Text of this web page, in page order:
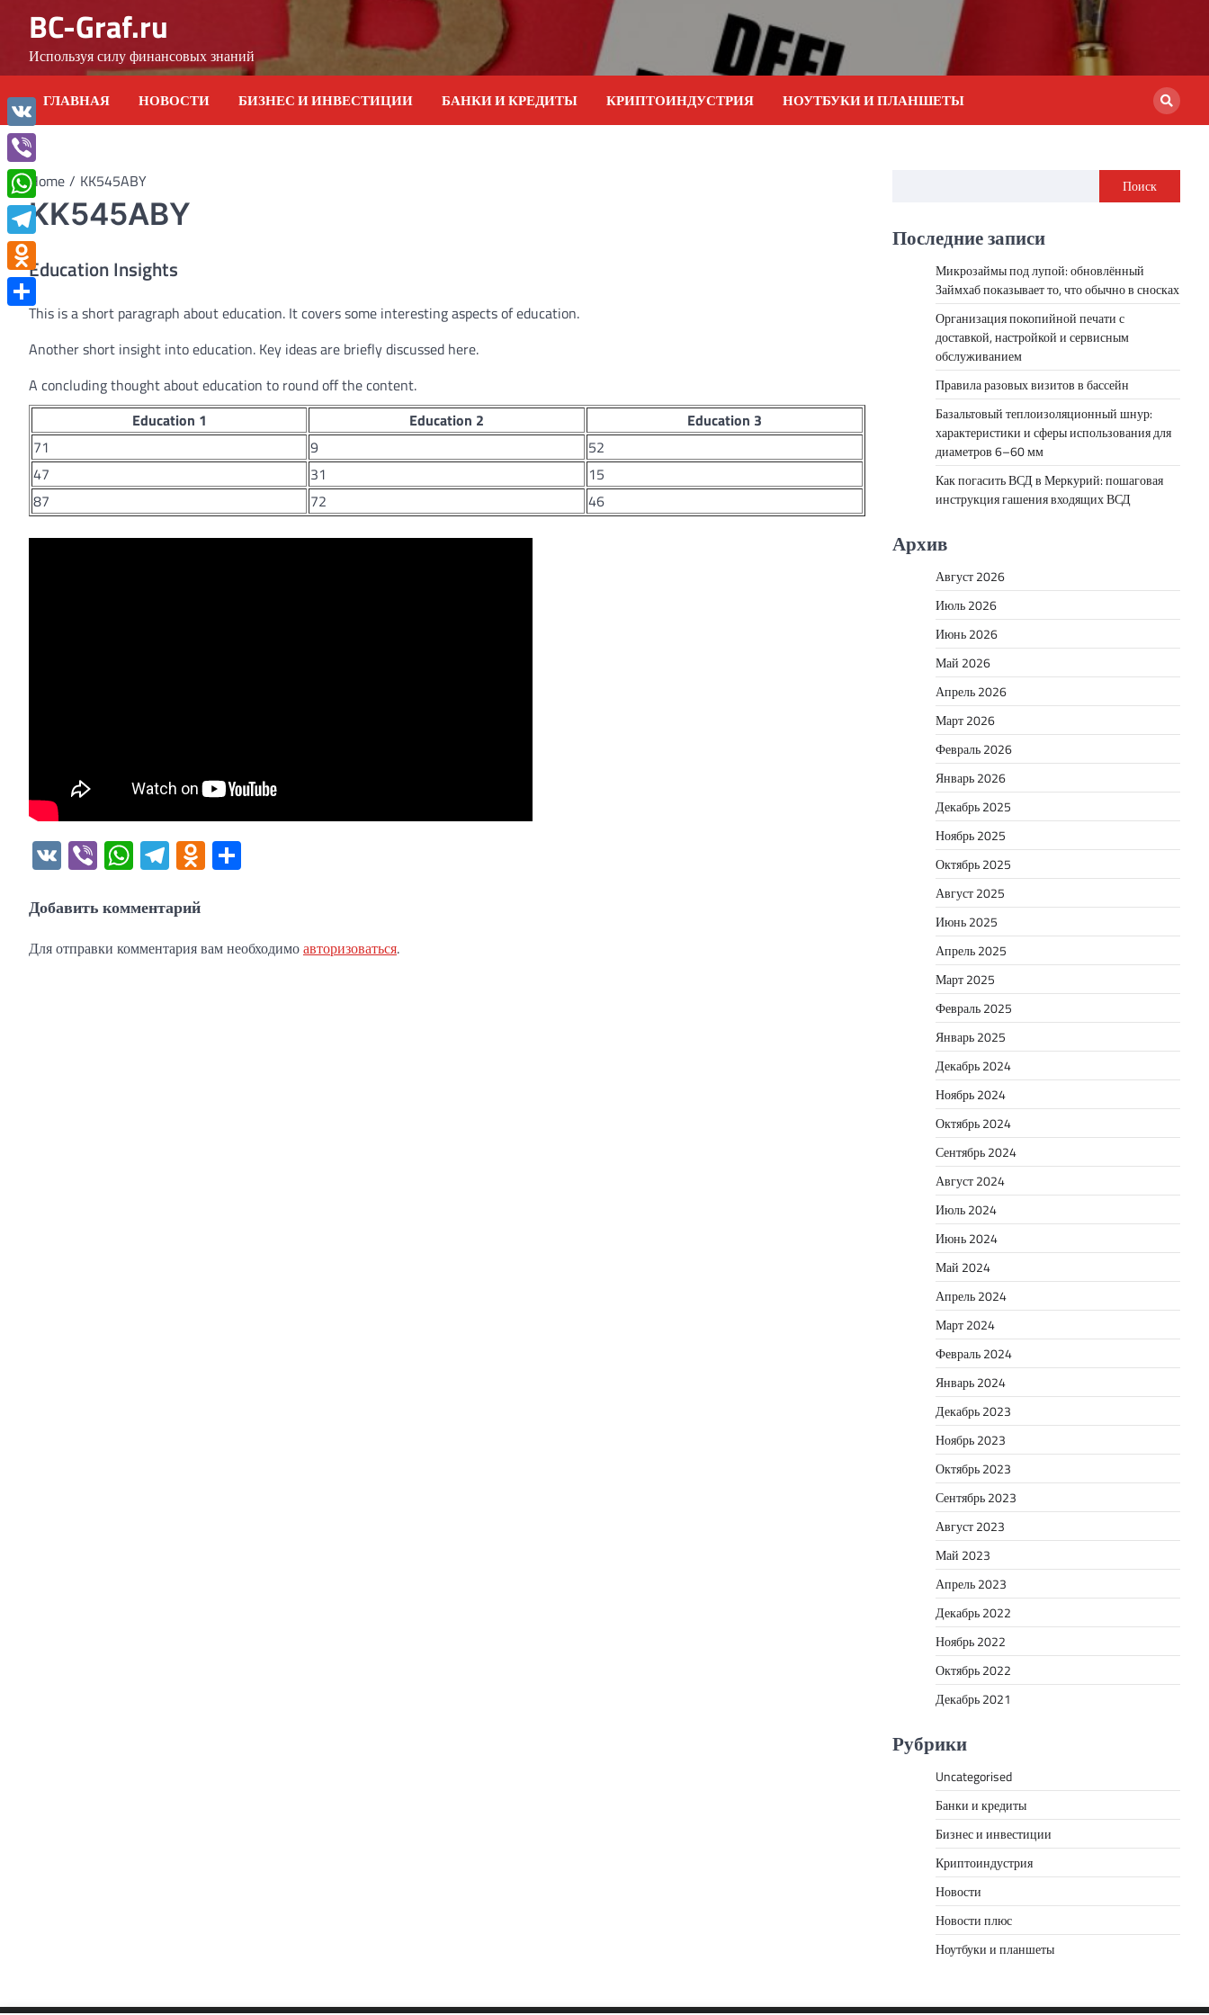
content
BC-Graf.ru
Используя силу финансовых знаний
ГЛАВНАЯ НОВОСТИ БИЗНЕС И ИНВЕСТИЦИИ БАНКИ И КРЕДИТЫ КРИПТОИНДУСТРИЯ НОУТБУКИ И ПЛАНШЕТЫ
Home KK545ABY
KK545ABY
Education Insights
This is a short paragraph about education. It covers some interesting aspects of education.
Another short insight into education. Key ideas are briefly discussed here.
A concluding thought about education to round off the content.
Education 1
Education 2
Education 3
71
9
52
47
31
15
87
72 46
VK ViberWhatsApp
Telegram
Odnoklassniki
Добавить комментарий
Для отправки комментария вам необходимоавторизоваться.
Поиск
Последние записи
Микрозаймы под лупой: обновлённый
Займхаб показывает то, что обычно в сносках
Организация покопийной печати с
доставкой, настройкой и сервисным
обслуживанием
Правила разовых визитов в бассейн
Базальтовый теплоизоляционный шнур:
характеристики и сферы использования для
диаметров 6–60 мм
Как погасить ВСД в Меркурий: пошаговая
инструкция гашения входящих ВСД
Архив
Август 2026
Июль 2026
Июнь 2026
Май 2026
Апрель 2026
Март 2026
Февраль 2026
Январь 2026
Декабрь 2025
Ноябрь 2025
Октябрь 2025
Август 2025
Июнь 2025
Апрель 2025
Март 2025
Февраль 2025
Январь 2025
Декабрь 2024
Ноябрь 2024
Октябрь 2024
Сентябрь 2024
Август 2024
Июль 2024
Июнь 2024
Май 2024
Апрель 2024
Март 2024
Февраль 2024
Январь 2024
Декабрь 2023
Ноябрь 2023
Октябрь 2023
Сентябрь 2023
Август 2023
Май 2023
Апрель 2023
Декабрь 2022
Ноябрь 2022
Октябрь 2022
Декабрь 2021
Рубрики
Uncategorised
Банки и кредиты
Бизнес и инвестиции
Криптоиндустрия
Новости
Новости плюс
Ноутбуки и планшеты
VK
Viber
WhatsApp
Telegram
Odnoklassniki
Отправить